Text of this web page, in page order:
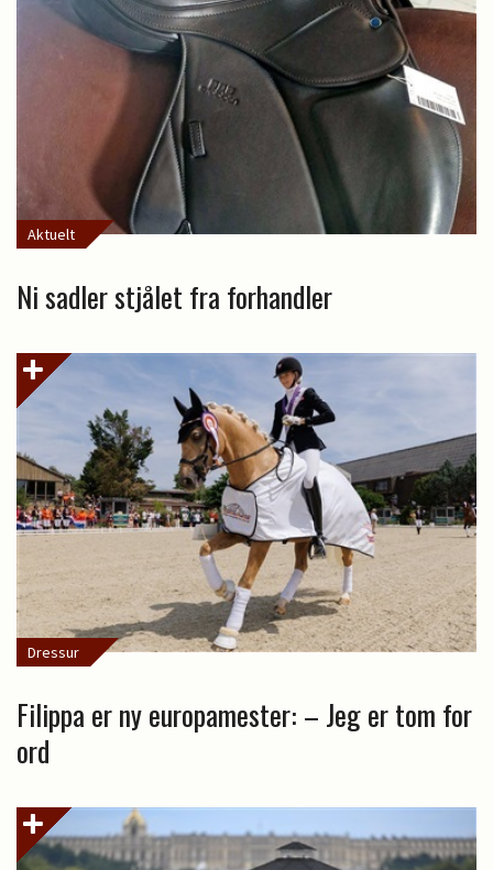
Aktuelt
Ni sadler stjålet fra forhandler
Dressur
Filippa er ny europamester: – Jeg er tom for
ord